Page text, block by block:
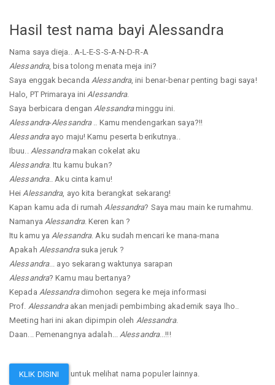
Hasil test nama bayi Alessandra
Nama saya dieja.. A-L-E-S-S-A-N-D-R-A
Alessandra, bisa tolong menata meja ini?
Saya enggak becanda Alessandra, ini benar-benar penting bagi saya!
Halo, PT Primaraya iniAlessandra.
Saya berbicara denganAlessandraminggu ini.
Alessandra-Alessandra.. Kamu mendengarkan saya?!!
Alessandraayo maju! Kamu peserta berikutnya..
Ibuu.. Alessandramakan cokelat aku
Alessandra. Itu kamu bukan?
Alessandra.. Aku cinta kamu!
HeiAlessandra, ayo kita berangkat sekarang!
Kapan kamu ada di rumahAlessandra? Saya mau main ke rumahmu.
Namanya Alessandra. Keren kan ?
Itu kamu yaAlessandra. Aku sudah mencari ke mana-mana
Apakah Alessandrasuka jeruk ?
Alessandra... ayo sekarang waktunya sarapan
Alessandra? Kamu mau bertanya?
Kepada Alessandradimohon segera ke meja informasi
Prof. Alessandraakan menjadi pembimbing akademik saya lho..
Meeting hari ini akan dipimpin oleh Alessandra.
Daan... Pemenangnya adalah... Alessandra...!!!
KLIK DISINI untuk melihat nama populer lainnya.